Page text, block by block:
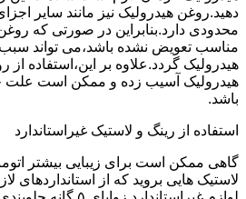
دهید.روغن هیدرولیک نیز مانند سایر
محدودی دارد.بنابراین در صورتی که
مناسب تعویض نشده باشد،می تواند
هیدرولیک گردد.علاوه بر این،استفاده
هیدرولیک آسیب زده و ممکن است علت
باشد.
استفاده از رینگ و لاستیک غیراستاندارد
گاهی ممکن است برای زیبایی بیشتر
لاستیک هایی بروید که از استانداردهای